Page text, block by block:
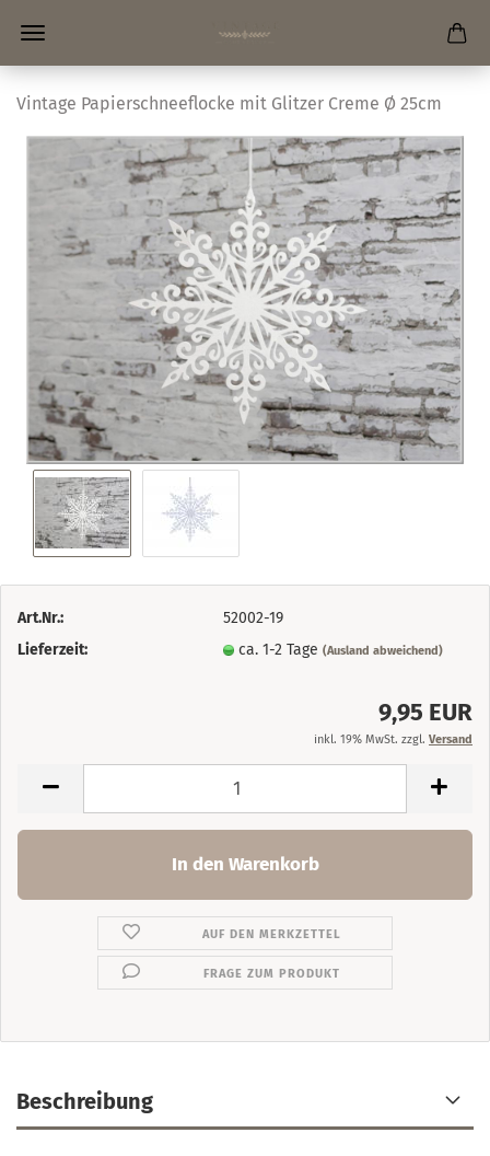
Vintage Papierschneeflocke mit Glitzer Creme Ø 25cm
Art.Nr.:
52002-19
Lieferzeit:
ca. 1-2 Tage(Ausland abweichend)
9,95 EUR
inkl. 19% MwSt. zzgl. Versand
AUF DEN MERKZETTEL
FRAGE ZUM PRODUKT
Beschreibung